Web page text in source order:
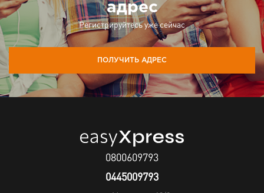
адрес
Регистрируйтесь уже сейчас
ПОЛУЧИТЬ АДРЕС
0800609793
0445009793